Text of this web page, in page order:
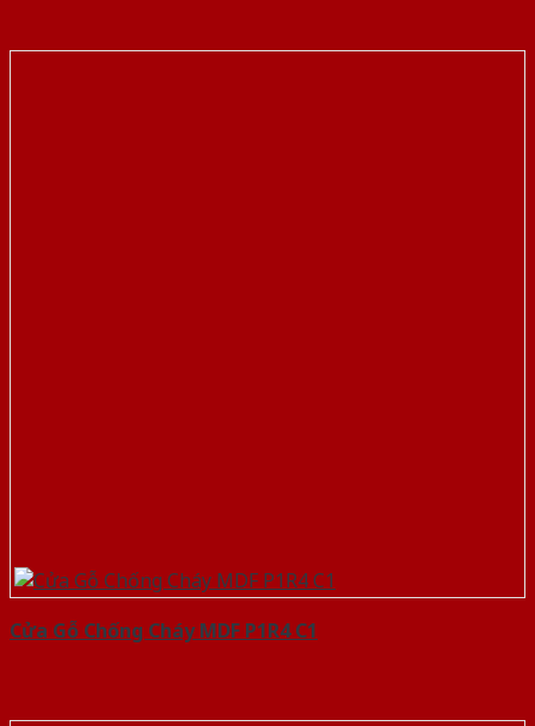
Cửa Gỗ Chống Cháy MDF P1R4 C1